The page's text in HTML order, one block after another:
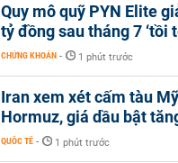
Quy mô quỹ PYN Elite
tỷ đồng sau tháng 7 ‘tồi
CHỨNG KHOÁN - 1 phút trước
Iran xem xét cấm tàu
Hormuz, giá dầu bật
QUỐC TẾ - 1 phút trước